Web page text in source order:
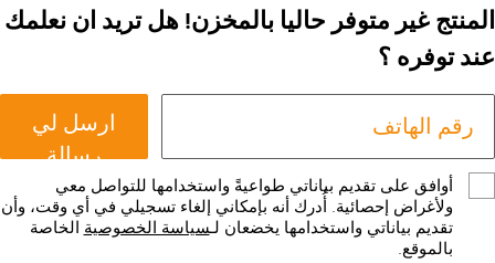
المنتج غير متوفر حاليا بالمخزن! هل تريد ان نعلمك
عند توفره ؟
ارسل لي
رسالة
أوافق على تقديم بياناتي طواعيةً واستخدامها للتواصل معي
ولأغراض إحصائية. أُدرك أنه بإمكاني إلغاء تسجيلي في أي وقت، وأن
تقديم بياناتي واستخدامها يخضعان لـسياسة الخصوصية الخاصة
بالموقع.